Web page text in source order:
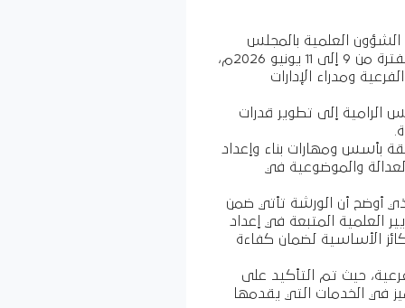
الشؤون العلمية بالمجلس
القومي السوداني للمهن الطبية والصحية بالتعاون مع مركز الإخوة للتدريب والتنمية البشرية، خلال الفترة من 9 إلى 11 يونيو 2026م،
ومدراء الإدارات
الرامية إلى تطوير قدرات
بأسس ومهارات بناء وإعداد
والموضوعية في
أوضح أن الورشة تأتي ضمن
العلمية المتبعة في إعداد
الأساسية لضمان كفاءة
حيث تم التأكيد على
في الخدمات التي يقدمها